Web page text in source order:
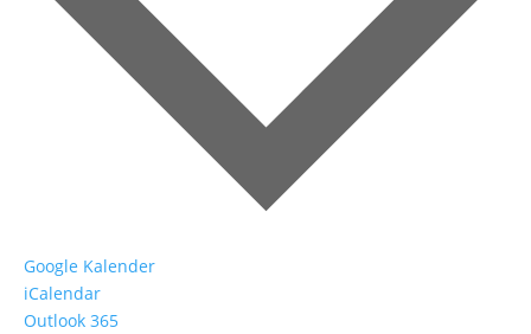
Google Kalender
iCalendar
Outlook 365